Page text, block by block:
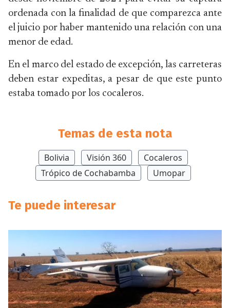
ordenada con la finalidad de que comparezca ante
el juicio por haber mantenido una relación con una
menor de edad.
En el marco del estado de excepción, las carreteras
deben estar expeditas, a pesar de que este punto
estaba tomado por los cocaleros.
Temas de esta nota
Bolivia Visión 360
Cocaleros
Trópico de Cochabamba
Umopar
Te puede interesar